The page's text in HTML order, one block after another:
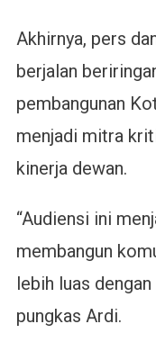
Akhirnya, pers
berjalan
pembangunan
menjadi mitra
kinerja dewan.
“Audiensi ini
membangun
lebih luas
pungkas Ardi.